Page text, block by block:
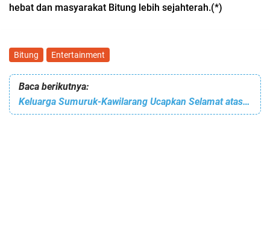
hebat dan masyarakat Bitung lebih sejahterah.(*)
Bitung Entertainment
Baca berikutnya:
Keluarga Sumuruk-Kawilarang Ucapkan Selamat atas Dilantiknya Hengky Honandar & Randito Maringka sebagai Walikota & Wawali Bitung oleh Presiden Prabowo Subianto